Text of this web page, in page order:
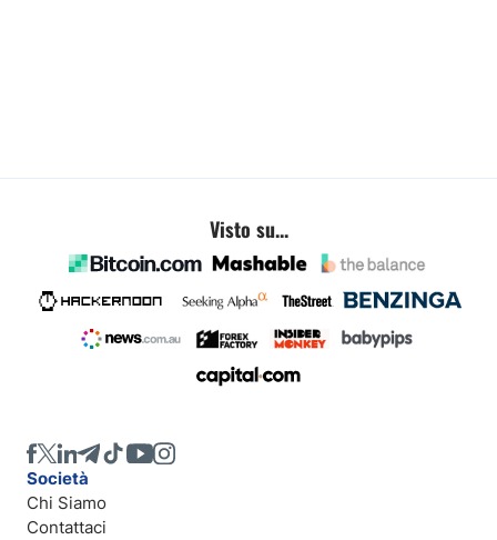
Visto su...
Società
Chi Siamo
Contattaci